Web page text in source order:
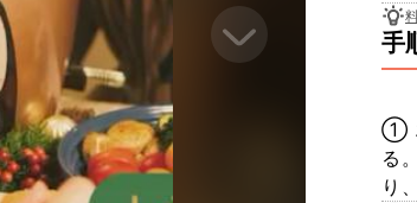
手
①
る
り